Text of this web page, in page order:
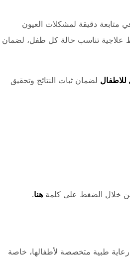
دقيقة لمشكلات العيون
علاجية تناسب حالة كل طفل، لضمان
للاطفال لضمان ثبات النتائج وتحقيق
خلال الضغط على كلمة هنا.
طبية متخصصة لأطفالها، خاصة